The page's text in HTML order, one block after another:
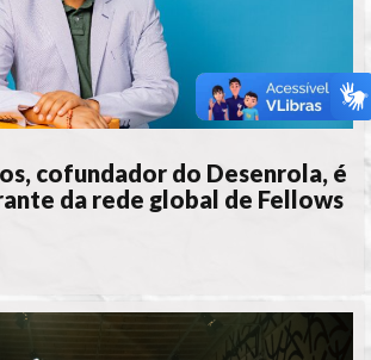
cofundador do Desenrola, é
da rede global de Fellows